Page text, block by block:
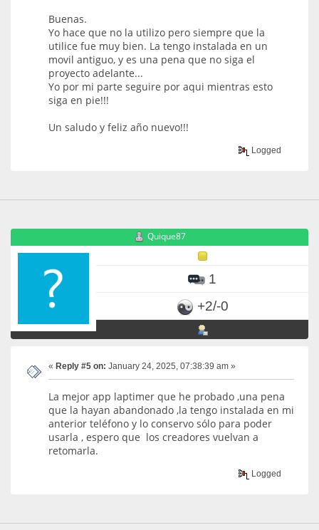
Buenas.
Yo hace que no la utilizo pero siempre que la
utilice fue muy bien. La tengo instalada en un
movil antiguo, y es una pena que no siga el
proyecto adelante...
Yo por mi parte seguire por aqui mientras esto
siga en pie!!!
Un saludo y feliz año nuevo!!!
Logged
Quique87
1
+2/-0
« Reply #5 on: January 24, 2025, 07:38:39 am »
La mejor app laptimer que he probado ,una pena
que la hayan abandonado ,la tengo instalada en mi
anterior teléfono y lo conservo sólo para poder
usarla , espero que los creadores vuelvan a
retomarla.
Logged